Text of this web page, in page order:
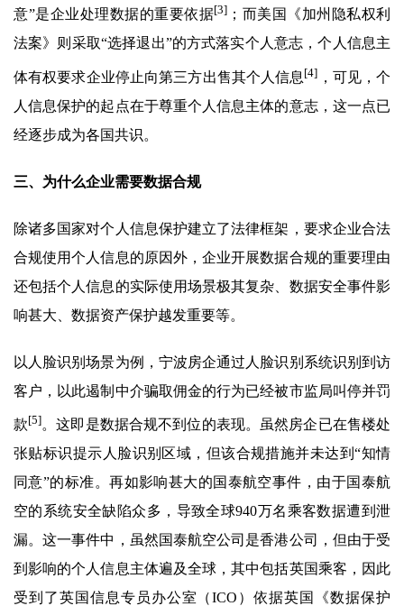
意”是企业处理数据的重要依据[3] ；而美国《加州隐私权利
法案》则采取“选择退出”的方式落实个人意志，个人信息主
体有权要求企业停止向第三方出售其个人信息 [4] ，可见，个
人信息保护的起点在于尊重个人信息主体的意志，这一点已
经逐步成为各国共识。
三、为什么企业需要数据合规
除诸多国家对个人信息保护建立了法律框架，要求企业合法
合规使用个人信息的原因外，企业开展数据合规的重要理由
还包括个人信息的实际使用场景极其复杂、数据安全事件影
响甚大、数据资产保护越发重要等。
以人脸识别场景为例，宁波房企通过人脸识别系统识别到访
客户，以此遏制中介骗取佣金的行为已经被市监局叫停并罚
款[5]。这即是数据合规不到位的表现。虽然房企已在售楼处
张贴标识提示人脸识别区域，但该合规措施并未达到“知情
同意”的标准。再如影响甚大的国泰航空事件，由于国泰航
空的系统安全缺陷众多，导致全球940万名乘客数据遭到泄
漏。这一事件中，虽然国泰航空公司是香港公司，但由于受
到影响的个人信息主体遍及全球，其中包括英国乘客，因此
受到了英国信息专员办公室（ICO）依据英国《数据保护